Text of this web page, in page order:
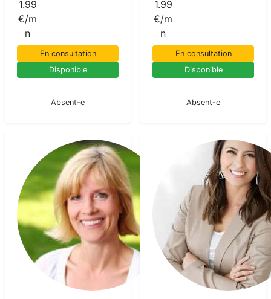
1.99
€/m
n
En consultation
Disponible
Absent-e
1.99
€/m
n
En consultation
Disponible
Absent-e
Chloe
Medium
pur